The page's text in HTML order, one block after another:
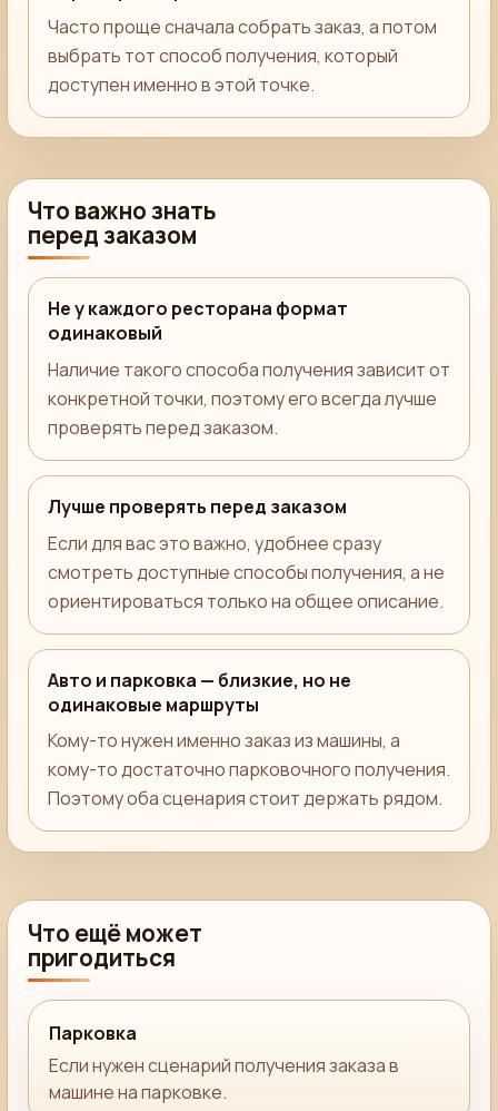
Часто проще сначала собрать заказ, а потом
выбрать тот способ получения, который
доступен именно в этой точке.
Что важно знать
перед заказом
Не у каждого ресторана формат
одинаковый
Наличие такого способа получения зависит от
конкретной точки, поэтому его всегда лучше
проверять перед заказом.
Лучше проверять перед заказом
Если для вас это важно, удобнее сразу
смотреть доступные способы получения, а не
ориентироваться только на общее описание.
Авто и парковка — близкие, но не
одинаковые маршруты
Кому-то нужен именно заказ из машины, а
кому-то достаточно парковочного получения.
Поэтому оба сценария стоит держать рядом.
Что ещё может
пригодиться
Парковка
Если нужен сценарий получения заказа в
машине на парковке.